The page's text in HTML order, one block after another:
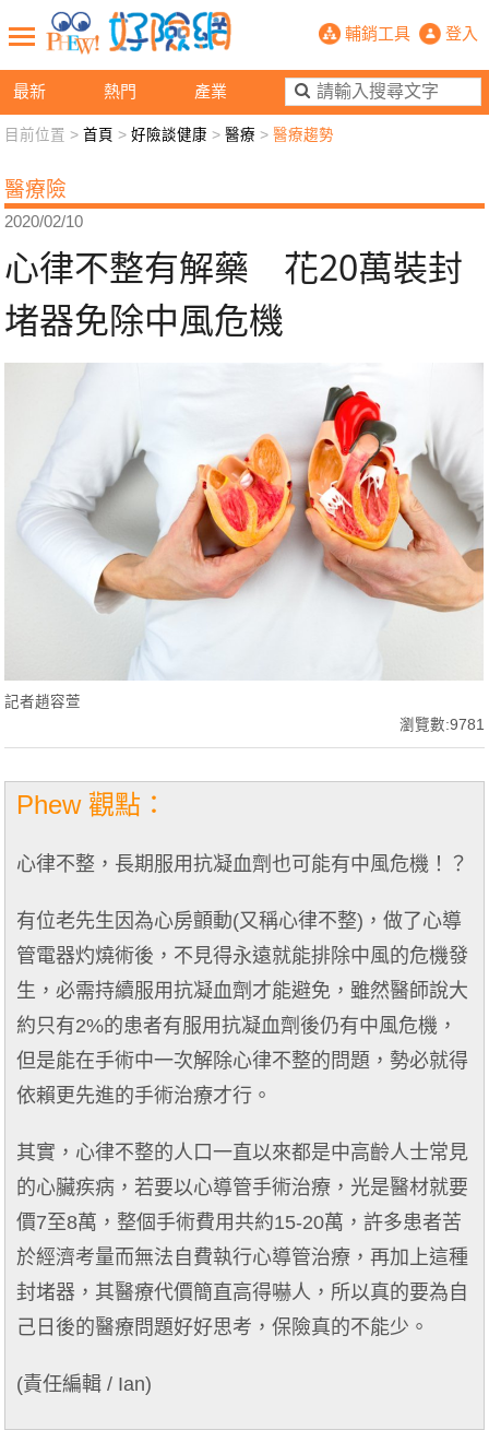
最新 熱門 產業
心律不整有解藥 花20萬裝封堵器
輔銷工具 登入
新聞觀點 業務交流 好險懂生活
退休先準備 好險學堂 輔銷工具 活動專區
目前位置 >首頁 >好險談健康 >醫療 >醫療趨勢
醫療險
2020/02/10
心律不整有解藥 花20萬裝封
堵器免除中風危機
記者趙容萱
瀏覽數:9781
Phew 觀點：
心律不整，長期服用抗凝血劑也可能有中風危機！？
有位老先生因為心房顫動(又稱心律不整)，做了心導
管電器灼燒術後，不見得永遠就能排除中風的危機發
生，必需持續服用抗凝血劑才能避免，雖然醫師說大
約只有2%的患者有服用抗凝血劑後仍有中風危機，
但是能在手術中一次解除心律不整的問題，勢必就得
依賴更先進的手術治療才行。
其實，心律不整的人口一直以來都是中高齡人士常見
的心臟疾病，若要以心導管手術治療，光是醫材就要
價7⾄8萬，整個手術費用共約15-20萬，許多患者苦
於經濟考量而無法自費執行心導管治療，再加上這種
封堵器，其醫療代價簡直高得嚇人，所以真的要為自
己日後的醫療問題好好思考，保險真的不能少。
(責任編輯 / Ian)